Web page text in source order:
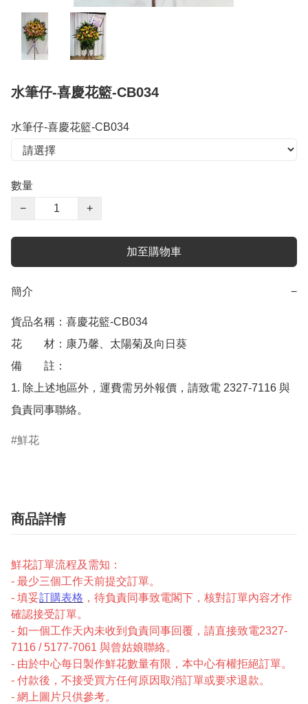
水筆仔-喜慶花籃-CB034
水筆仔-喜慶花籃-CB034
數量
−
+
加至購物車
簡介 −
貨品名稱：喜慶花籃-CB034
花　　材：康乃馨、太陽菊及向日葵
備　　註：
1. 除上述地區外，運費需另外報價，請致電 2327-7116 與
鮮花
商品詳情
鮮花訂單流程及需知：
- 最少三個工作天前提交訂單。
- 填妥訂購表格 ，待負責同事致電閣下，核對訂單內容才作
確認接受訂單。
- 如一個工作天內未收到負責同事回覆，請直接致電2327-
7116 / 5177-7061 與曾姑娘聯絡。
- 由於中心每日製作鮮花數量有限，本中心有權拒絕訂單。
- 付款後，不接受買方任何原因取消訂單或要求退款。
- 網上圖片只供參考。